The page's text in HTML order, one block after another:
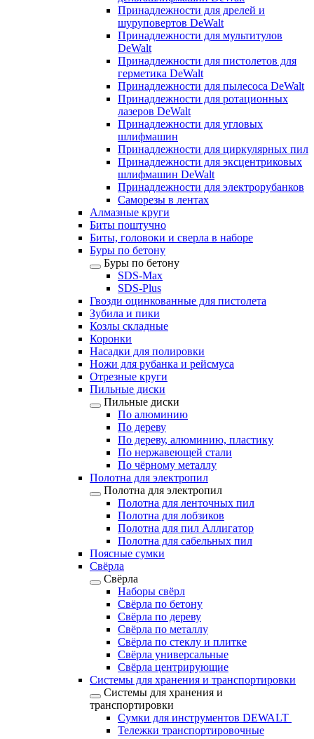
Принадлежности для дрелей и
шуруповертов DeWalt
Принадлежности для мультитулов
DeWalt
Принадлежности для пистолетов для
герметика DeWalt
Принадлежности для пылесоса DeWalt
Принадлежности для ротационных
лазеров DeWalt
Принадлежности для угловых
шлифмашин
Принадлежности для циркулярных пил
Принадлежности для эксцентриковых
шлифмашин DeWalt
Принадлежности для электрорубанков
Саморезы в лентах
Алмазные круги
Биты поштучно
Биты, головоки и сверла в наборе
Буры по бетону
Буры по бетону
SDS-Max
SDS-Plus
Гвозди оцинкованные для пистолета
Зубила и пики
Козлы складные
Коронки
Насадки для полировки
Ножи для рубанка и рейсмуса
Отрезные круги
Пильные диски
Пильные диски
По алюминию
По дереву
По дереву, алюминию, пластику
По нержавеющей стали
По чёрному металлу
Полотна для электропил
Полотна для электропил
Полотна для ленточных пил
Полотна для лобзиков
Полотна для пил Аллигатор
Полотна для сабельных пил
Поясные сумки
Свёрла
Свёрла
Наборы свёрл
Свёрла по бетону
Свёрла по дереву
Свёрла по металлу
Свёрла по стеклу и плитке
Свёрла универсальные
Свёрла центрирующие
Системы для хранения и транспортировки
Системы для хранения и
транспортировки
Сумки для инструментов DEWALT
Тележки транспортировочные